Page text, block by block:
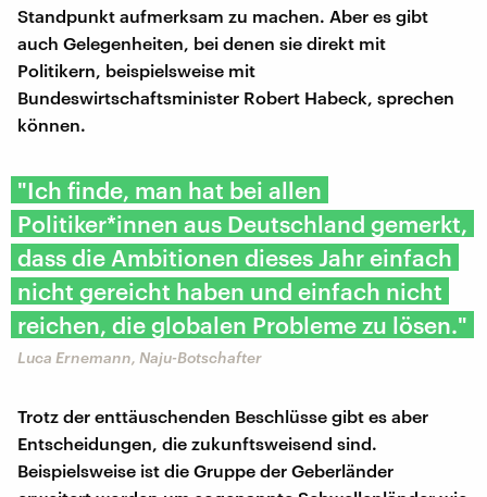
Standpunkt aufmerksam zu machen. Aber es gibt
auch Gelegenheiten, bei denen sie direkt mit
Politikern, beispielsweise mit
Bundeswirtschaftsminister Robert Habeck, sprechen
können.
"Ich finde, man hat bei allen
Politiker*innen aus Deutschland gemerkt,
dass die Ambitionen dieses Jahr einfach
nicht gereicht haben und einfach nicht
reichen, die globalen Probleme zu lösen."
Luca Ernemann, Naju-Botschafter
Trotz der enttäuschenden Beschlüsse gibt es aber
Entscheidungen, die zukunftsweisend sind.
Beispielsweise ist die Gruppe der Geberländer